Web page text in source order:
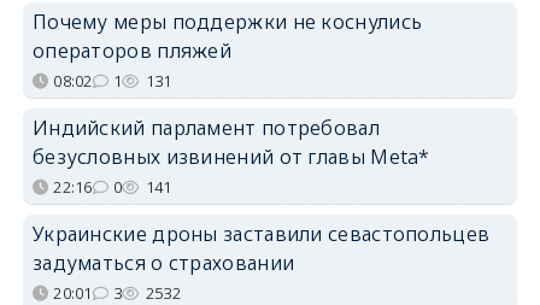
Почему меры поддержки не коснулись
операторов пляжей
08:02 1 131
Индийский парламент потребовал
безусловных извинений от главы Meta*
22:16 0 141
Украинские дроны заставили севастопольцев
задуматься о страховании
20:01 3 2532